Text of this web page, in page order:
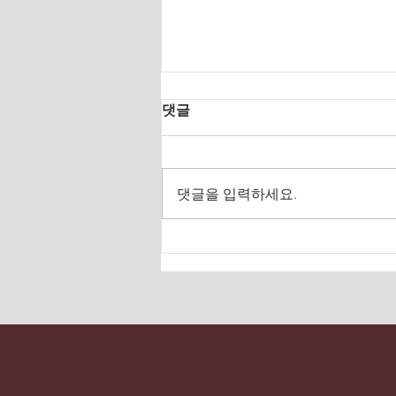
댓글
댓글을 입력하세요.